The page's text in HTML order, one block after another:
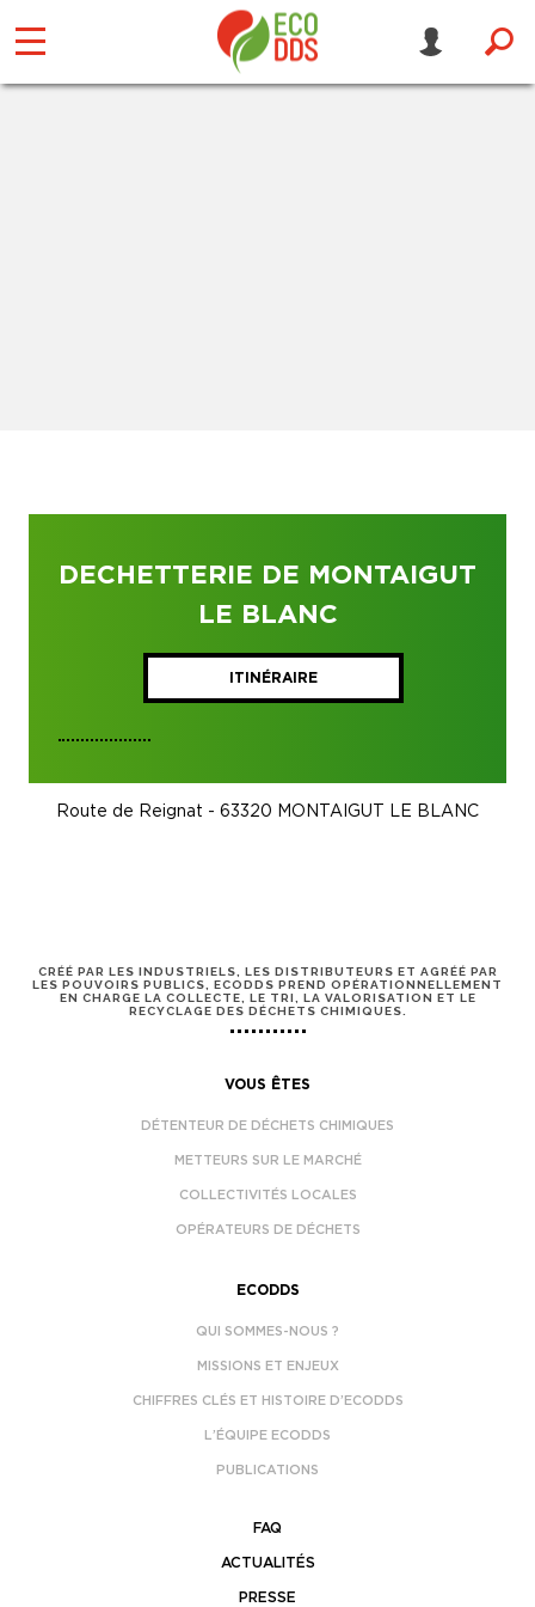
DECHETTERIE DE MONTAIGUT
LE BLANC
ITINÉRAIRE
Route de Reignat - 63320 MONTAIGUT LE BLANC
CRÉÉ PAR LES INDUSTRIELS, LES DISTRIBUTEURS ET AGRÉÉ PAR
LES POUVOIRS PUBLICS, ECODDS PREND OPÉRATIONNELLEMENT
EN CHARGE LA COLLECTE, LE TRI, LA VALORISATION ET LE
RECYCLAGE DES DÉCHETS CHIMIQUES.
VOUS ÊTES
DÉTENTEUR DE DÉCHETS CHIMIQUES
METTEURS SUR LE MARCHÉ
COLLECTIVITÉS LOCALES
OPÉRATEURS DE DÉCHETS
ECODDS
QUI SOMMES-NOUS ?
MISSIONS ET ENJEUX
CHIFFRES CLÉS ET HISTOIRE D’ECODDS
L’ÉQUIPE ECODDS
PUBLICATIONS
FAQ
ACTUALITÉS
PRESSE